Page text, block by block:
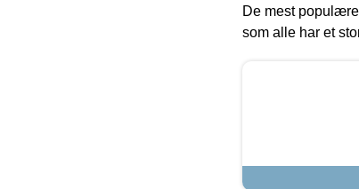
De mest
som alle har et